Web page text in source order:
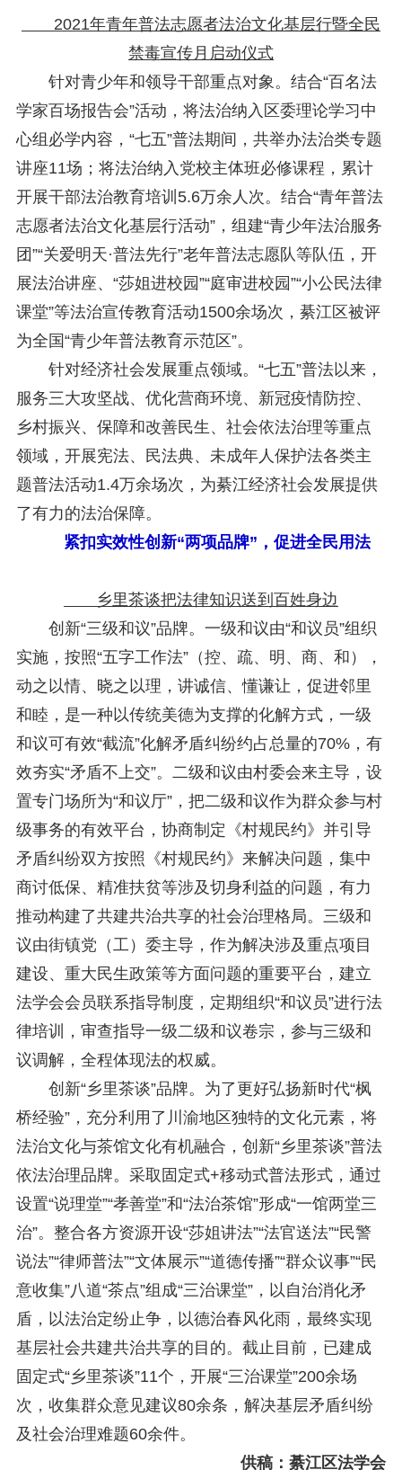
2021年青年普法志愿者法治文化基层行暨全民
禁毒宣传月启动仪式
针对青少年和领导干部重点对象。结合“百名法
学家百场报告会”活动，将法治纳入区委理论学习中
心组必学内容，“七五”普法期间，共举办法治类专题
讲座11场；将法治纳入党校主体班必修课程，累计
开展干部法治教育培训5.6万余人次。结合“青年普法
志愿者法治文化基层行活动”，组建“青少年法治服务
团”“关爱明天·普法先行”老年普法志愿队等队伍，开
展法治讲座、“莎姐进校园”“庭审进校园”“小公民法律
课堂”等法治宣传教育活动1500余场次，綦江区被评
为全国“青少年普法教育示范区”。
针对经济社会发展重点领域。“七五”普法以来，
服务三大攻坚战、优化营商环境、新冠疫情防控、
乡村振兴、保障和改善民生、社会依法治理等重点
领域，开展宪法、民法典、未成年人保护法各类主
题普法活动1.4万余场次，为綦江经济社会发展提供
了有力的法治保障。
紧扣实效性创新“两项品牌”，促进全民用法
乡里茶谈把法律知识送到百姓身边
创新“三级和议”品牌。一级和议由“和议员”组织
实施，按照“五字工作法”（控、疏、明、商、和），
动之以情、晓之以理，讲诚信、懂谦让，促进邻里
和睦，是一种以传统美德为支撑的化解方式，一级
和议可有效“截流”化解矛盾纠纷约占总量的70%，有
效夯实“矛盾不上交”。二级和议由村委会来主导，设
置专门场所为“和议厅”，把二级和议作为群众参与村
级事务的有效平台，协商制定《村规民约》并引导
矛盾纠纷双方按照《村规民约》来解决问题，集中
商讨低保、精准扶贫等涉及切身利益的问题，有力
推动构建了共建共治共享的社会治理格局。三级和
议由街镇党（工）委主导，作为解决涉及重点项目
建设、重大民生政策等方面问题的重要平台，建立
法学会会员联系指导制度，定期组织“和议员”进行法
律培训，审查指导一级二级和议卷宗，参与三级和
议调解，全程体现法的权威。
创新“乡里茶谈”品牌。为了更好弘扬新时代“枫
桥经验”，充分利用了川渝地区独特的文化元素，将
法治文化与茶馆文化有机融合，创新“乡里茶谈”普法
依法治理品牌。采取固定式+移动式普法形式，通过
设置“说理堂”“孝善堂”和“法治茶馆”形成“一馆两堂三
治”。整合各方资源开设“莎姐讲法”“法官送法”“民警
说法”“律师普法”“文体展示”“道德传播”“群众议事”“民
意收集”八道“茶点”组成“三治课堂”，以自治消化矛
盾，以法治定纷止争，以德治春风化雨，最终实现
基层社会共建共治共享的目的。截止目前，已建成
固定式“乡里茶谈”11个，开展“三治课堂”200余场
次，收集群众意见建议80余条，解决基层矛盾纠纷
及社会治理难题60余件。
供稿：綦江区法学会